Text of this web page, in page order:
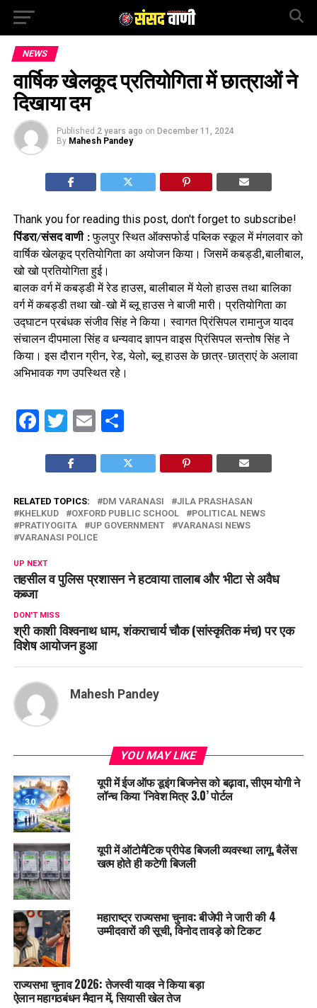
NEWS
वार्षिक खेलकूद प्रतियोगिता में छात्राओं ने
दिखाया दम
Published 2 years ago on December 11, 2024
By Mahesh Pandey
Thank you for reading this post, don't forget to subscribe!
पिंडरा/संसद वाणी :फुलपुर स्थित ऑक्सफोर्ड पब्लिक स्कूल में मंगलवार को
वार्षिक खेलकूद प्रतियोगिता का अयोजन किया। जिसमें कबड्डी,बालीबाल,
खो खो प्रतियोगिता हुई।
बालक वर्ग में कबड्डी में रेड हाउस, बालीबाल में येलो हाउस तथा बालिका
वर्ग में कबड्डी तथा खो-खो में ब्लू हाउस ने बाजी मारी। प्रतियोगिता का
उद्घाटन प्रबंधक संजीव सिंह ने किया। स्वागत प्रिंसिपल रामानुज यादव
संचालन दीपमाला सिंह व धन्यवाद ज्ञापन वाइस प्रिंसिपल सन्तोष सिंह ने
किया। इस दौरान ग्रीन, रेड, येलो, ब्लू हाउस के छात्र-छात्राएं के अलावा
अभिभावक गण उपस्थित रहे।
Facebook
Twitter
EmailShare
RELATED TOPICS: DM VARANASI
JILA PRASHASAN
KHELKUD
OXFORD PUBLIC SCHOOL
POLITICAL NEWS
PRATIYOGITA
UP GOVERNMENT
VARANASI NEWS
VARANASI POLICE
UP NEXT
तहसील व पुलिस प्रशासन ने हटवाया तालाब और भीटा से अवैध
कब्जा
DON'T MISS
श्री काशी विश्वनाथ धाम, शंकराचार्य चौक (सांस्कृतिक मंच) पर एक
विशेष आयोजन हुआ
Mahesh Pandey
YOU MAY LIKE
यूपी में ईज ऑफ डूइंग बिजनेस को बढ़ावा, सीएम योगी ने
लॉन्च किया ‘निवेश मित्र 3.0’ पोर्टल
यूपी में ऑटोमैटिक प्रीपेड बिजली व्यवस्था लागू, बैलेंस
खत्म होते ही कटेगी बिजली
महाराष्ट्र राज्यसभा चुनाव: बीजेपी ने जारी की 4
उम्मीदवारों की सूची, विनोद तावड़े को टिकट
राज्यसभा चुनाव 2026: तेजस्वी यादव ने किया बड़ा
ऐलान महागठबंधन मैदान में, सियासी खेल तेज